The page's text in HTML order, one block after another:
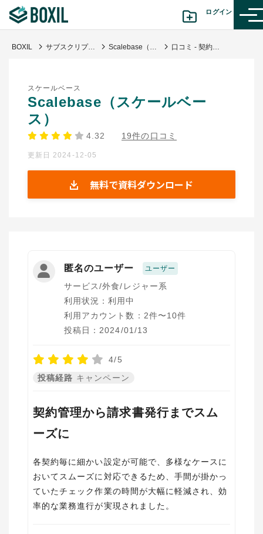
ログイン
診断から探す(β版)
記事から探す
BOXILの使い方ガイド
BOXIL サブスクリプション管理システム Scalebase（スケールベース） 口コミ - 契約管理から請求書発行までスムーズに
スケールベース
Scalebase（スケールベー
ス）
4.32 19件の口コミ
更新日 2024-12-05
無料で資料ダウンロード
匿名のユーザー ユーザー
サービス/外食/レジャー系
利用状況：利用中
利用アカウント数：2件〜10件
投稿日：2024/01/13
4/5
投稿経路 キャンペーン
契約管理から請求書発行までスム
ーズに
各契約毎に細かい設定が可能で、多様なケースに
おいてスムーズに対応できるため、手間が掛かっ
ていたチェック作業の時間が大幅に軽減され、効
率的な業務進行が実現されました。